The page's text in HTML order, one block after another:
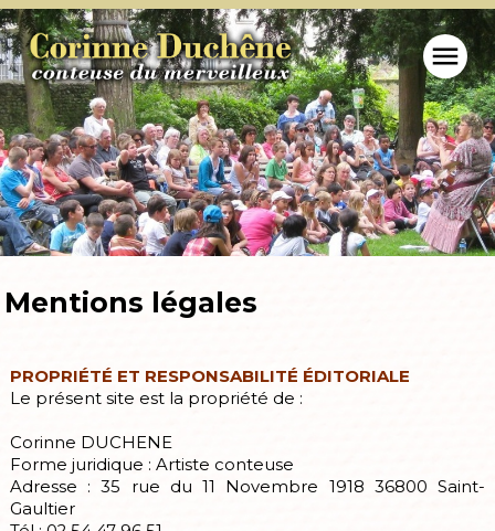
menu
Mentions légales
PROPRIÉTÉ ET RESPONSABILITÉ ÉDITORIALE
Le présent site est la propriété de :
Corinne DUCHENE
Forme juridique : Artiste conteuse
Adresse : 35 rue du 11 Novembre 1918 36800 Saint-
Gaultier